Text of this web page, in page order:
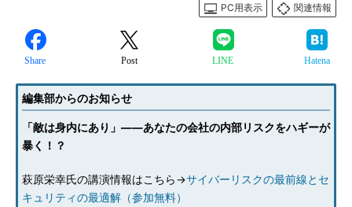
PC用表示
関連情報
Share Post LINE Hatena
編集部からのお知らせ
「敵は身内にあり」――あなたの会社の内部リスクをハギーが
暴く！？
萩原栄幸氏の講演情報はこちら→サイバーリスクの最前線とセ
キュリティの最適解（参加無料）